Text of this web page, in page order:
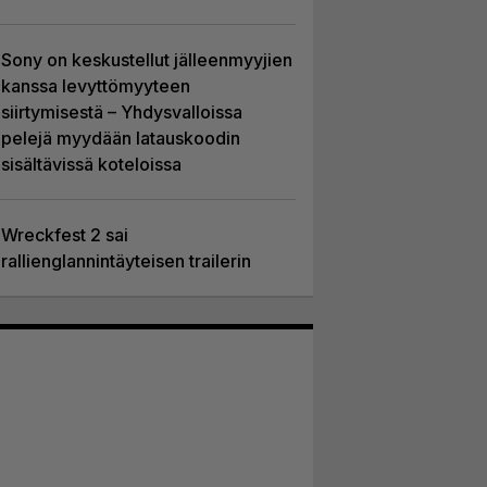
Sony on keskustellut jälleenmyyjien
kanssa levyttömyyteen
siirtymisestä – Yhdysvalloissa
pelejä myydään latauskoodin
sisältävissä koteloissa
Wreckfest 2 sai
rallienglannintäyteisen trailerin